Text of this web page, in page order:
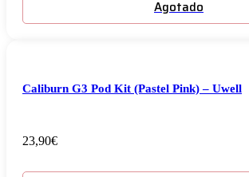
Agotado
Caliburn G3 Pod Kit (Pastel Pink) – Uwell
23,90€